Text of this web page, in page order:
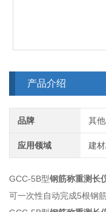
产品介绍
品牌 其
应用领域 建
GCC-5B型钢筋称重测长
可一次性自动完成5根钢